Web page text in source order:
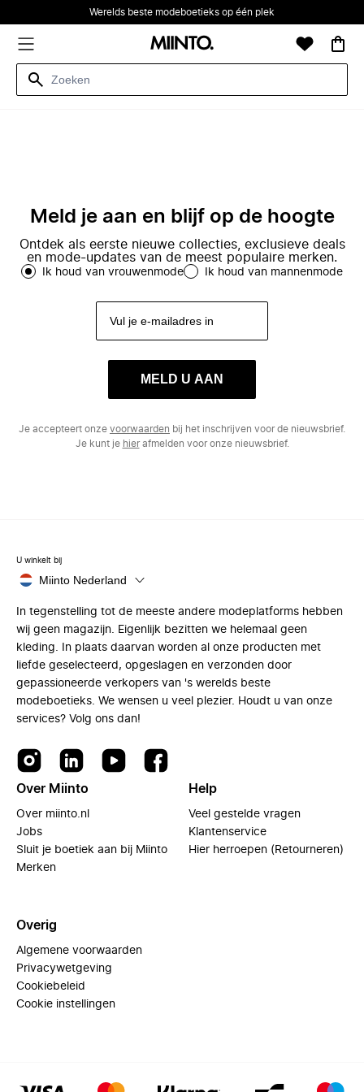
Werelds beste modeboetieks op één plek
Meld je aan en blijf op de hoogte
Ontdek als eerste nieuwe collecties, exclusieve deals
en mode-updates van de meest populaire merken.
Ik houd van vrouwenmode Ik houd van mannenmode
MELD U AAN
Je accepteert onze voorwaarden bij het inschrijven voor de nieuwsbrief.
Je kunt je hierafmelden voor onze nieuwsbrief.
U winkelt bij
Miinto Nederland
In tegenstelling tot de meeste andere modeplatforms hebben
wij geen magazijn. Eigenlijk bezitten we helemaal geen
kleding. In plaats daarvan worden al onze producten met
liefde geselecteerd, opgeslagen en verzonden door
gepassioneerde verkopers van 's werelds beste
modeboetieks. We wensen u veel plezier. Houdt u van onze
services? Volg ons dan!
Over Miinto
Over miinto.nl
Jobs
Sluit je boetiek aan bij Miinto
Merken
Help
Veel gestelde vragen
Klantenservice
Hier herroepen (Retourneren)
Overig
Algemene voorwaarden
Privacywetgeving
Cookiebeleid
Cookie instellingen